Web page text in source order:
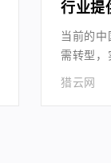
行业提
当前的
需转型
正真实
猎云网